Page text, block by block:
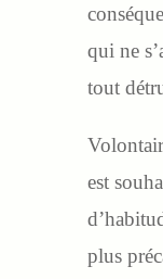
qui ne
tout
est
plus